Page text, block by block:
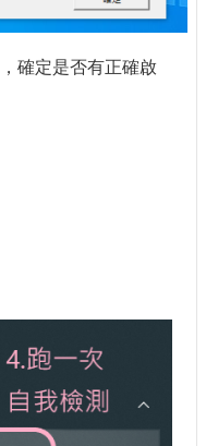
確定是否有正確啟